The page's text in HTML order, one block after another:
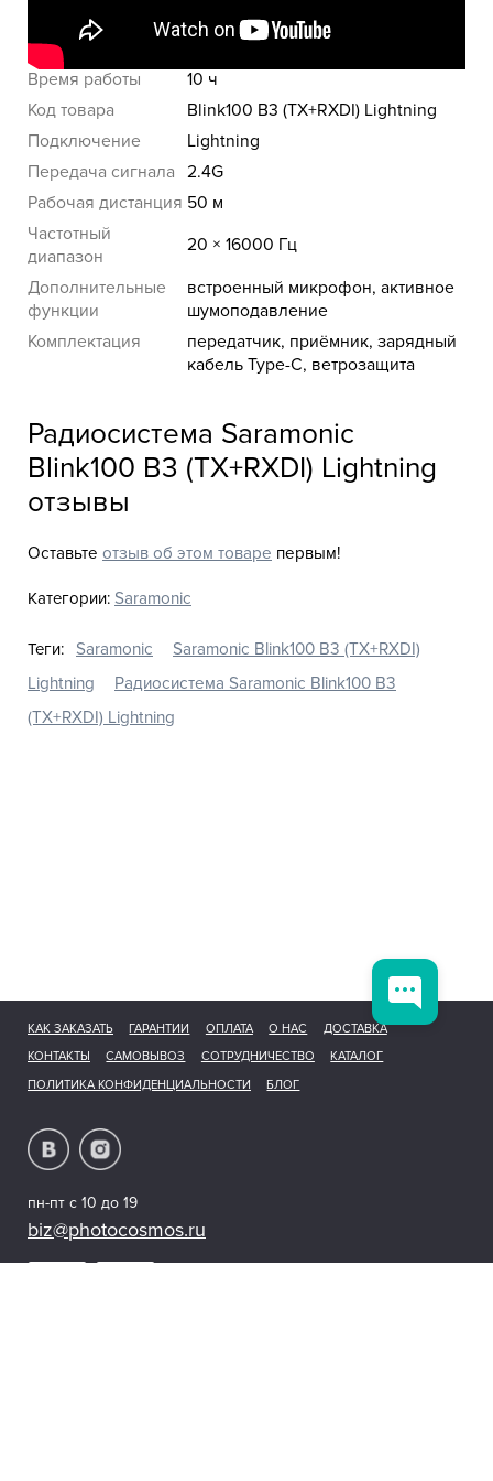
Питание
встроенный аккумулятор,
фантомное
Время работы
10 ч
Код товара
Blink100 B3 (TX+RXDI) Lightning
Подключение
Lightning
Передача сигнала 2.4G
Рабочая дистанция 50 м
Частотный
диапазон
20 × 16000 Гц
Дополнительные
функции
встроенный микрофон, активное
шумоподавление
Комплектация
передатчик, приёмник, зарядный
кабель Type-C, ветрозащита
Радиосистема Saramonic
Blink100 B3 (TX+RXDI) Lightning
отзывы
Оставьте отзыв об этом товаре первым!
Категории: Saramonic
Теги: Saramonic
Saramonic Blink100 B3 (TX+RXDI)
Lightning
Радиосистема Saramonic Blink100 B3
(TX+RXDI) Lightning
КАК ЗАКАЗАТЬ ГАРАНТИИ ОПЛАТА О НАС
ДОСТАВКА
КОНТАКТЫ
САМОВЫВОЗ СОТРУДНИЧЕСТВО
КАТАЛОГ
ПОЛИТИКА КОНФИДЕНЦИАЛЬНОСТИ
БЛОГ
пн-пт с 10 до 19
biz@photocosmos.ru